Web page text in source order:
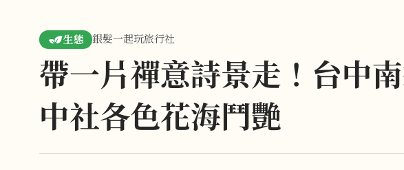
生態 銀髮一起玩旅行社
帶一片禪意詩景走！台中
中社各色花海鬥艷